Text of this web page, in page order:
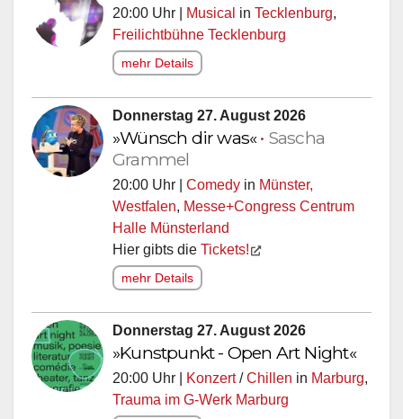
20:00 Uhr |
Musical in Tecklenburg,
Freilichtbühne Tecklenburg
mehr Details
Donnerstag 27. August 2026
»Wünsch dir was«• Sascha
Grammel
20:00 Uhr | Comedy in Münster,
Westfalen, Messe+Congress Centrum
Halle Münsterland
Hier gibts die Tickets!
mehr Details
Donnerstag 27. August 2026
»Kunstpunkt - Open Art Night«
20:00 Uhr | Konzert/Chillen in Marburg,
Trauma im G-Werk Marburg